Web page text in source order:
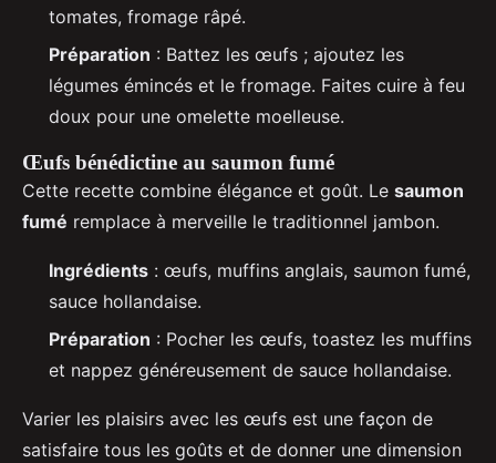
tomates, fromage râpé.
Préparation : Battez les œufs ; ajoutez les
légumes émincés et le fromage. Faites cuire à feu
doux pour une omelette moelleuse.
Œufs bénédictine au saumon fumé
Cette recette combine élégance et goût. Le saumon
fumé remplace à merveille le traditionnel jambon.
Ingrédients : œufs, muffins anglais, saumon fumé,
sauce hollandaise.
Préparation : Pocher les œufs, toastez les muffins
et nappez généreusement de sauce hollandaise.
Varier les plaisirs avec les œufs est une façon de
satisfaire tous les goûts et de donner une dimension